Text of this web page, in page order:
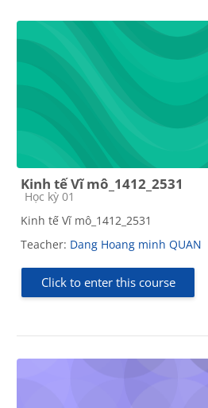
Kinh tế Vĩ mô_1412_2531
Course category
Học kỳ 01
Kinh tế Vĩ mô_1412_2531
Teacher: Dang Hoang minh QUAN
Click to enter this course